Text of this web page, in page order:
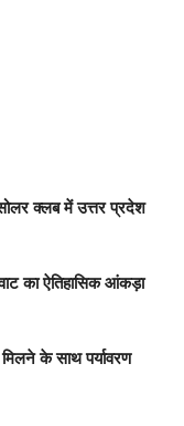
क्लब में उत्तर प्रदेश
का ऐतिहासिक आंकड़ा
के साथ पर्यावरण